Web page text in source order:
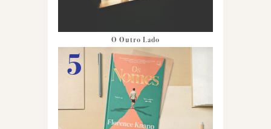
O Outro Lado